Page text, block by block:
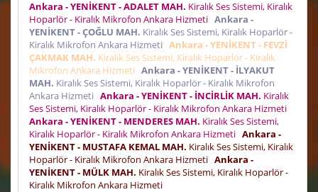
Ankara - YENİKENT - ADALET MAH. Kiralık Ses Sistemi, Kiralık
Hoparlör - Kiralık Mikrofon Ankara Hizmeti Ankara -
YENİKENT - ÇOĞLU MAH. Kiralık Ses Sistemi, Kiralık Hoparlör -
Kiralık Mikrofon Ankara Hizmeti Ankara - YENİKENT - FEVZİ
ÇAKMAK MAH. Kiralık Ses Sistemi, Kiralık Hoparlör - Kiralık
Mikrofon Ankara Hizmeti Ankara - YENİKENT - İLYAKUT
MAH. Kiralık Ses Sistemi, Kiralık Hoparlör - Kiralık Mikrofon
Ankara Hizmeti Ankara - YENİKENT - İNCİRLİK MAH. Kiralık
Ses Sistemi, Kiralık Hoparlör - Kiralık Mikrofon Ankara Hizmeti
Ankara - YENİKENT - MENDERES MAH. Kiralık Ses Sistemi,
Kiralık Hoparlör - Kiralık Mikrofon Ankara Hizmeti Ankara -
YENİKENT - MUSTAFA KEMAL MAH. Kiralık Ses Sistemi, Kiralık
Hoparlör - Kiralık Mikrofon Ankara Hizmeti Ankara -
YENİKENT - MÜLK MAH. Kiralık Ses Sistemi, Kiralık Hoparlör -
Kiralık Mikrofon Ankara Hizmeti